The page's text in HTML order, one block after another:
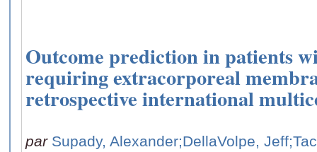
Outcome prediction in patients
requiring extracorporeal
retrospective international
par Supady, Alexander;DellaVolpe, Jeff